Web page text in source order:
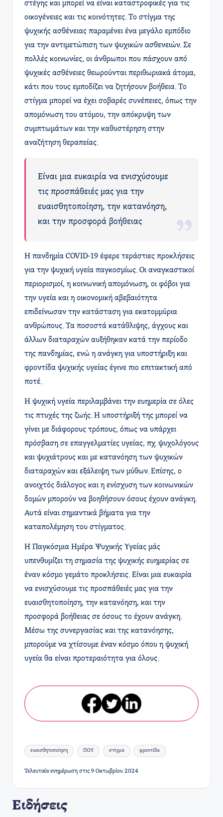
στέγης και μπορεί να είναι καταστροφικές για τις
οικογένειες και τις κοινότητες. Το στίγμα της
ψυχικής ασθένειας παραμένει ένα μεγάλο εμπόδιο
για την αντιμετώπιση των ψυχικών ασθενειών. Σε
πολλές κοινωνίες, οι άνθρωποι που πάσχουν από
ψυχικές ασθένειες θεωρούνται περιθωριακά άτομα,
κάτι που τους εμποδίζει να ζητήσουν βοήθεια. Το
στίγμα μπορεί να έχει σοβαρές συνέπειες, όπως την
απομόνωση του ατόμου, την απόκρυψη των
συμπτωμάτων και την καθυστέρηση στην
αναζήτηση θεραπείας.
Είναι μια ευκαιρία να ενισχύσουμε
τις προσπάθειές μας για την
ευαισθητοποίηση, την κατανόηση,
και την προσφορά βοήθειας
Η πανδημία COVID-19 έφερε τεράστιες προκλήσεις
για την ψυχική υγεία παγκοσμίως. Οι αναγκαστικοί
περιορισμοί, η κοινωνική απομόνωση, οι φόβοι για
την υγεία και η οικονομική αβεβαιότητα
επιδείνωσαν την κατάσταση για εκατομμύρια
ανθρώπους. Τα ποσοστά κατάθλιψης, άγχους και
άλλων διαταραχών αυξήθηκαν κατά την περίοδο
της πανδημίας, ενώ η ανάγκη για υποστήριξη και
φροντίδα ψυχικής υγείας έγινε πιο επιτακτική από
ποτέ.
Η ψυχική υγεία περιλαμβάνει την ευημερία σε όλες
τις πτυχές της ζωής. Η υποστήριξή της μπορεί να
γίνει με διάφορους τρόπους, όπως να υπάρχει
πρόσβαση σε επαγγελματίες υγείας, πχ. ψυχολόγους
και ψυχιάτρους και με κατανόηση των ψυχικών
διαταραχών και εξάλειψη των μύθων. Επίσης, ο
ανοιχτός διάλογος και η ενίσχυση των κοινωνικών
δομών μπορούν να βοηθήσουν όσους έχουν ανάγκη.
Αυτά είναι σημαντικά βήματα για την
καταπολέμηση του στίγματος.
Η Παγκόσμια Ημέρα Ψυχικής Υγείας μάς
υπενθυμίζει τη σημασία της ψυχικής ευημερίας σε
έναν κόσμο γεμάτο προκλήσεις. Είναι μια ευκαιρία
να ενισχύσουμε τις προσπάθειές μας για την
ευαισθητοποίηση, την κατανόηση, και την
προσφορά βοήθειας σε όσους το έχουν ανάγκη.
Μέσω της συνεργασίας και της κατανόησης,
μπορούμε να χτίσουμε έναν κόσμο όπου η ψυχική
υγεία θα είναι προτεραιότητα για όλους.
Ετικέτες:
ευαισθητοποίηση ΠΟΥ στίγμα φροντίδα
Τελευταία ενημέρωση στις 9 Οκτωβρίου 2024
Ειδήσεις